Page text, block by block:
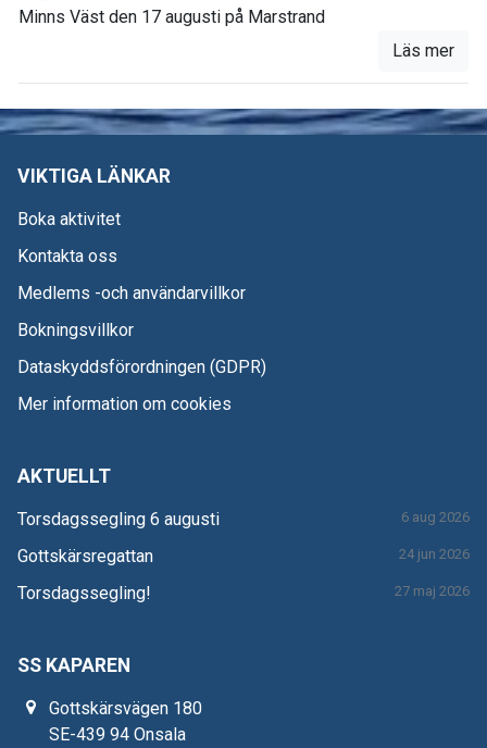
Minns Väst den 17 augusti på Marstrand
Läs mer
VIKTIGA LÄNKAR
Boka aktivitet
Kontakta oss
Medlems -och användarvillkor
Bokningsvillkor
Dataskyddsförordningen (GDPR)
Mer information om cookies
AKTUELLT
Torsdagssegling 6 augusti 6 aug 2026
Gottskärsregattan 24 jun 2026
Torsdagssegling! 27 maj 2026
SS KAPAREN
Gottskärsvägen 180
SE-439 94 Onsala